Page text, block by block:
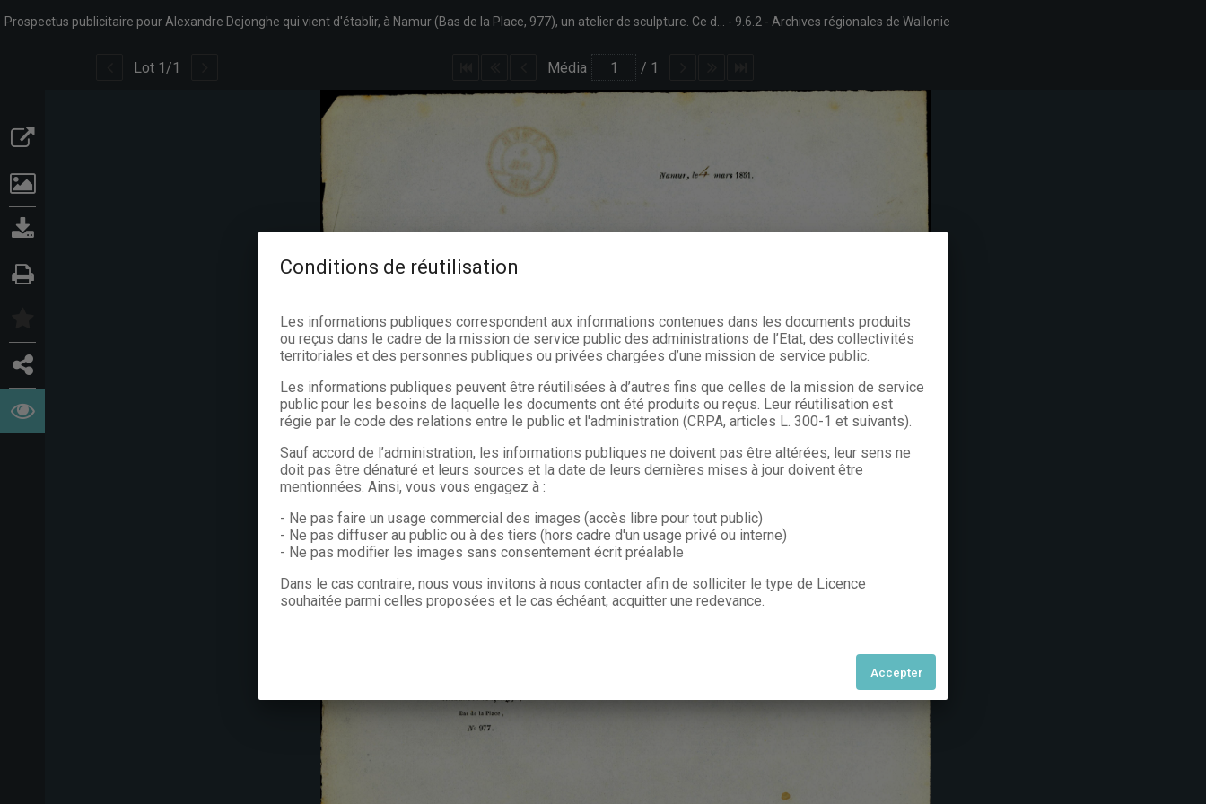
9.6.2 Archives régionales de Wallonie
Lot 1 /1 Média / 1
Conditions de réutilisation
Les informations publiques correspondent aux informations contenues dans les documents produits
ou reçus dans le cadre de la mission de service public des administrations de l’Etat, des collectivités
territoriales et des personnes publiques ou privées chargées d’une mission de service public.
Les informations publiques peuvent être réutilisées à d’autres fins que celles de la mission de service
public pour les besoins de laquelle les documents ont été produits ou reçus. Leur réutilisation est
régie par le code des relations entre le public et l'administration (CRPA, articles L. 300-1 et suivants).
Sauf accord de l’administration, les informations publiques ne doivent pas être altérées, leur sens ne
doit pas être dénaturé et leurs sources et la date de leurs dernières mises à jour doivent être
mentionnées. Ainsi, vous vous engagez à :
- Ne pas faire un usage commercial des images (accès libre pour tout public)
- Ne pas diffuser au public ou à des tiers (hors cadre d'un usage privé ou interne)
- Ne pas modifier les images sans consentement écrit préalable
Dans le cas contraire, nous vous invitons à nous contacter afin de solliciter le type de Licence
souhaitée parmi celles proposées et le cas échéant, acquitter une redevance.